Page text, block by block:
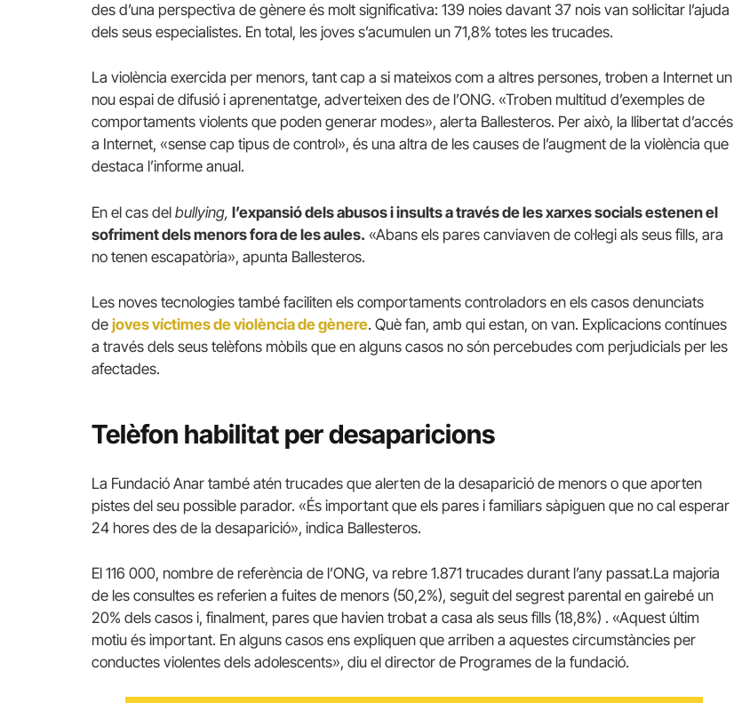
des d’una perspectiva de gènere és molt significativa: 139 noies davant 37 nois van sol·licitar l’ajuda
dels seus especialistes. En total, les joves s’acumulen un 71,8% totes les trucades.
La violència exercida per menors, tant cap a si mateixos com a altres persones, troben a Internet un
nou espai de difusió i aprenentatge, adverteixen des de l’ONG. «Troben multitud d’exemples de
comportaments violents que poden generar modes», alerta Ballesteros. Per això, la llibertat d’accés
a Internet, «sense cap tipus de control», és una altra de les causes de l’augment de la violència que
destaca l’informe anual.
En el cas del bullying, l’expansió dels abusos i insults a través de les xarxes socials estenen el
sofriment dels menors fora de les aules. «Abans els pares canviaven de col·legi als seus fills, ara
no tenen escapatòria», apunta Ballesteros.
Les noves tecnologies també faciliten els comportaments controladors en els casos denunciats
de joves víctimes de violència de gènere. Què fan, amb qui estan, on van. Explicacions contínues
a través dels seus telèfons mòbils que en alguns casos no són percebudes com perjudicials per les
afectades.
Telèfon habilitat per desaparicions
La Fundació Anar també atén trucades que alerten de la desaparició de menors o que aporten
pistes del seu possible parador. «És important que els pares i familiars sàpiguen que no cal esperar
24 hores des de la desaparició», indica Ballesteros.
El 116 000, nombre de referència de l’ONG, va rebre 1.871 trucades durant l’any passat.La majoria
de les consultes es referien a fuites de menors (50,2%), seguit del segrest parental en gairebé un
20% dels casos i, finalment, pares que havien trobat a casa als seus fills (18,8%) . «Aquest últim
motiu és important. En alguns casos ens expliquen que arriben a aquestes circumstàncies per
conductes violentes dels adolescents», diu el director de Programes de la fundació.